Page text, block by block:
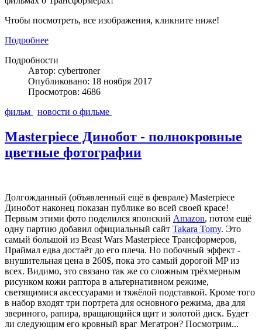
Чтобы посмотреть, все изображения, кликните ниже!
Подробнее
Подробности
Автор: cybertroner
Опубликовано: 18 ноября 2017
Просмотров: 4686
фильм
новости о фильме
Masterpiece Динобот - полнокровные
цветные фотографии
Долгожданный (объявленный ещё в феврале) Masterpiece
Динобот наконец показан публике во всей своей красе!
Первым этими фото поделился японский Amazon, потом ещё
одну партию добавил официальный сайт Takara Tomy. Это
самый большой из Beast Wars Masterpiece Трансформеров,
Праймал едва достаёт до его плеча. Но побочный эффект -
внушительная цена в 260$, пока это самый дорогой MP из
всех. Видимо, это связано так же со сложным трёхмерным
рисунком кожи раптора в альтернативном режиме,
светящимися аксессуарами и тяжёлой подставкой. Кроме того
в набор входят три портрета для основного режима, два для
звериного, рапира, вращающийся щит и золотой диск. Будет
ли следующим его кровный враг Мегатрон? Посмотрим...